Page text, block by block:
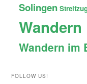
Solingen
Wandern
Wandern im
FOLLOW US!